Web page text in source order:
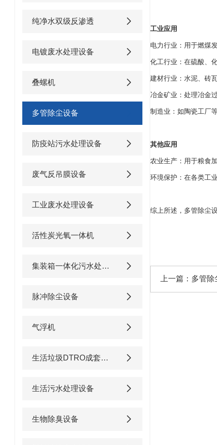
纯净水双级反渗透
电镀废水处理设备
叠螺机
多管除尘设备
防疫站污水处理设备
废气反吊膜设备
工业废水处理设备
活性炭光氧一体机
集装箱一体化污水处理设备
脉冲除尘设备
气浮机
生活垃圾DTRO成套渗滤液处理设备
生活污水处理设备
生物除臭设备
工业应用
电力行业：用于燃煤
化工行业：在硫酸、
建材行业：水泥、砖
冶金矿业：处理冶金
制造业：如陶瓷工厂
其他应用
农业生产：用于粮食
环境保护：在各类工
综上所述，多管除尘
上一篇： 多管除